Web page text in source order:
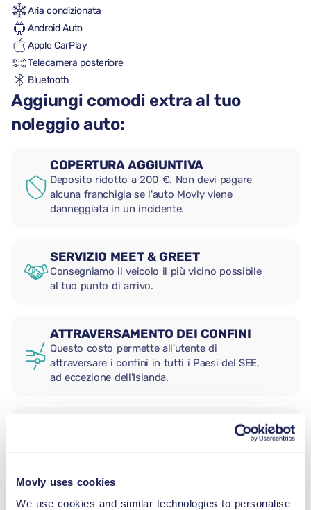
Movly uses cookies
We use cookies and similar technologies to personalise
Aria condizionata
Android Auto
Apple CarPlay
Telecamera posteriore
Bluetooth
Aggiungi comodi extra al tuo
noleggio auto:
COPERTURA AGGIUNTIVA
Deposito ridotto a 200 €. Non devi pagare
alcuna franchigia se l'auto Movly viene
danneggiata in un incidente.
SERVIZIO MEET & GREET
Consegniamo il veicolo il più vicino possibile
al tuo punto di arrivo.
ATTRAVERSAMENTO DEI CONFINI
Questo costo permette all'utente di
attraversare i confini in tutti i Paesi del SEE,
ad eccezione dell'Islanda.
SEGGIOLINO NEONATO
2,5–13 kg